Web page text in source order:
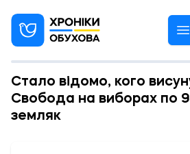
Стало відомо, кого
Свобода на виборах по
земляк